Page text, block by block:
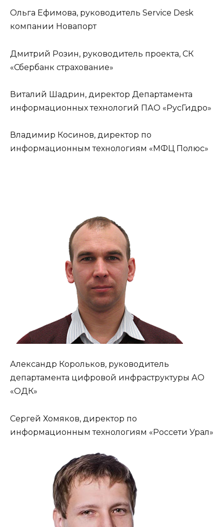
Ольга Ефимова, руководитель Service Desk
компании Новапорт
Дмитрий Розин, руководитель проекта, СК
«Сбербанк страхование»
Виталий Шадрин, директор Департамента
информационных технологий ПАО «РусГидро»
Владимир Косинов, директор по
информационным технологиям «МФЦ Полюс»
Александр Корольков, руководитель
департамента цифровой инфраструктуры АО
«ОДК»
Сергей Хомяков, директор по
информационным технологиям «Россети Урал»